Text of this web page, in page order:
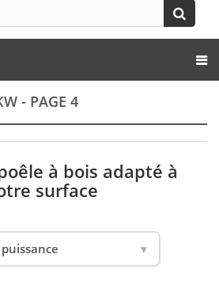
- PAGE 4
à bois adapté à
surface